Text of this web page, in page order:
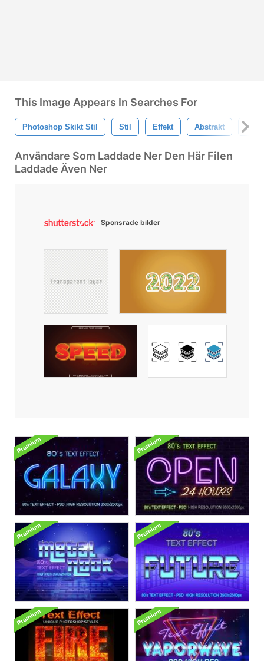
This Image Appears In Searches For
Photoshop Skikt Stil Stil Effekt Abstrakt
Användare Som Laddade Ner Den Här Filen
Laddade Även Ner
Sponsrade bilder